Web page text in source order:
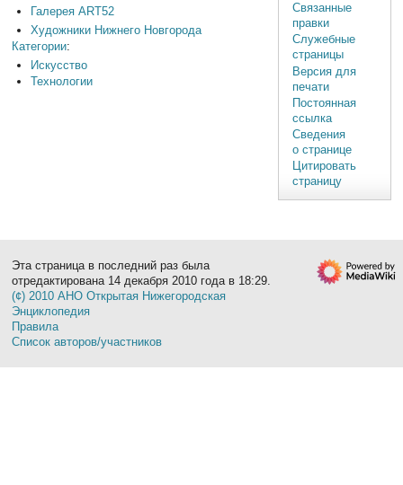
Галерея ART52
Художники Нижнего Новгорода
Категории:
Искусство
Технологии
Связанные
правки
Служебные
страницы
Версия для
печати
Постоянная
ссылка
Сведения
о странице
Цитировать
страницу
Эта страница в последний раз была
отредактирована 14 декабря 2010 года в 18:29.
(¢) 2010 АНО Открытая Нижегородская
Энциклопедия
Правила
Список авторов/участников